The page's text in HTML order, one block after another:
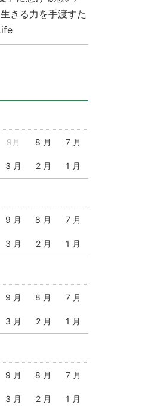
きる力を手渡すた
9月 8 月 7 月
3 月 2 月 1 月
9 月 8 月 7 月
3 月 2 月 1 月
9 月 8 月 7 月
3 月 2 月 1 月
9 月 8 月 7 月
3 月 2 月 1 月